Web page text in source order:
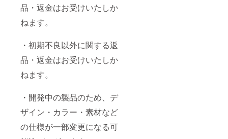
品・返金はお受けいたしか
ねます。
・初期不良以外に関する返
品・返金はお受けいたしか
ねます。
・開発中の製品のため、デ
ザイン・カラー・素材など
の仕様が一部変更になる可